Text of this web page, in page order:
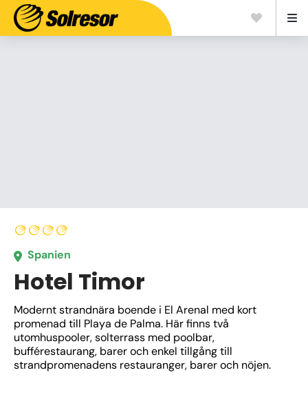
Spanien
Hotel Timor
Modernt strandnära boende i El Arenal med kort
promenad till Playa de Palma. Här finns två
utomhuspooler, solterrass med poolbar,
bufférestaurang, barer och enkel tillgång till
strandpromenadens restauranger, barer och nöjen.